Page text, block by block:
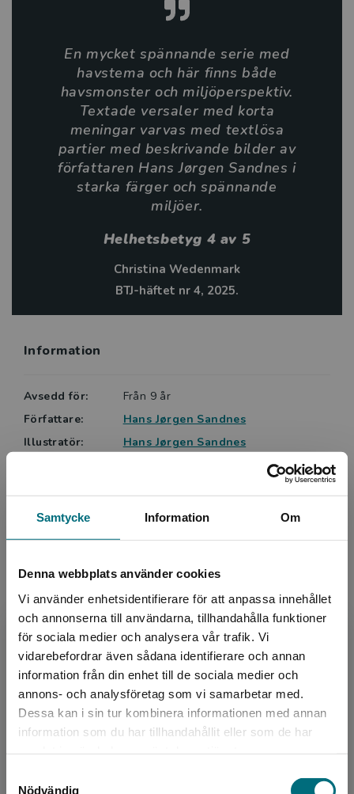
Samtycke Information Om
Denna webbplats använder cookies
Vi använder enhetsidentifierare för att anpassa innehållet
och annonserna till användarna, tillhandahålla funktioner
för sociala medier och analysera vår trafik. Vi
vidarebefordrar även sådana identifierare och annan
information från din enhet till de sociala medier och
annons- och analysföretag som vi samarbetar med.
Dessa kan i sin tur kombinera informationen med annan
information som du har tillhandahållit eller som de har
Nödvändig
Begränsad fraktregion
Det verkar som att du besöker
verktyg med säker hand och han kombinerar skickligt
text och bild. Handlingen och spänningen byggs upp
genom effektfulla växlingar i scener, bildbeskärning
och perspektiv. Ordlösa sekvenser avlöser sekvenser
med pratbubblor och visar att Sandnes litar både på
ordens och bildens förmåga att förmedla berättelsen.
Havsmotivet framhävs genom den konsekventa
användningen av gröna och blå toner och enkla
bakgrunder vilket sätter fokus på karaktärerna och
deras handling.
Med Krypto-böckerna når Hans Jørgen Sandnes ut
brett till en ny generation serieälskare.
- Elden i djupet:
En mycket spännande serie med havstema och här
finns både havsmonster och miljöperspektiv. Textade
versaler med korta meningar varvas med textlösa
partier med beskrivande bilder av författaren Hans
Jørgen Sandnes i starka färger och spännande miljöer.
Ett öppet slut lockar till vidare läsning. Riktigt bra!”
Helhetsbetyg: 4.
En mycket spännande serie med
havstema och här finns både
havsmonster och miljöperspektiv.
Textade versaler med korta
meningar varvas med textlösa
partier med beskrivande bilder av
författaren Hans Jørgen Sandnes i
starka färger och spännande
miljöer.
Helhetsbetyg 4 av 5
Christina Wedenmark
BTJ-häftet nr 4, 2025.
Information
Avsedd för:
Från 9 år
Författare:
Hans Jørgen Sandnes
Illustratör:
Hans Jørgen Sandnes
Ämnesområde:
Fantasy
Spänning
Språk:
Svenska
ISBN:
9789180773768
Utgivningsår:
2025
Artikelnummer:
47262-01
Upplaga:
Första
Sidantal:
136